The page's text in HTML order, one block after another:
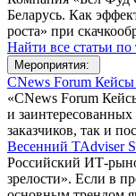
Беларусь. Как
роста» при
Найти все статьи по
Мероприятия:
CNews Forum
«CNews Forum
и
заказчиков, так и
Весенний TAdviser
Российский ИТ-
зрелости». Если в